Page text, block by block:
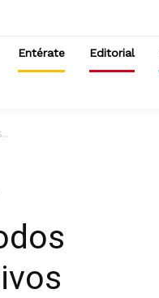
Entérate Editorial